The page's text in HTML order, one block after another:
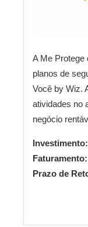
A Me Protege
planos de
Você by Wiz.
atividades no
negócio
Investimento:
Faturamento:
Prazo de